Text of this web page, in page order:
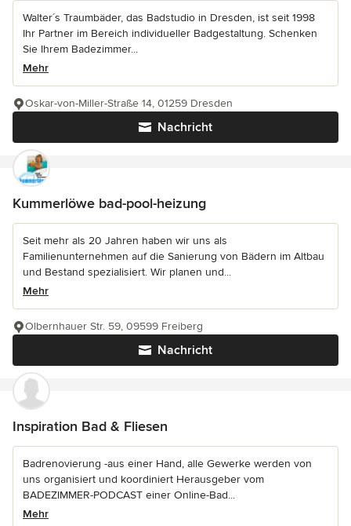
Walter´s Traumbäder, das Badstudio in Dresden, ist seit 1998
Ihr Partner im Bereich individueller Badgestaltung. Schenken
Sie Ihrem Badezimmer...
Mehr
Nachricht
Oskar-von-Miller-Straße 14, 01259 Dresden
Kummerlöwe bad-pool-heizung
Seit mehr als 20 Jahren haben wir uns als
Familienunternehmen auf die Sanierung von Bädern im Altbau
und Bestand spezialisiert. Wir planen und...
Mehr
Nachricht
Olbernhauer Str. 59, 09599 Freiberg
Inspiration Bad & Fliesen
Badrenovierung -aus einer Hand, alle Gewerke werden von
uns organisiert und koordiniert Herausgeber vom
BADEZIMMER-PODCAST einer Online-Bad...
Mehr